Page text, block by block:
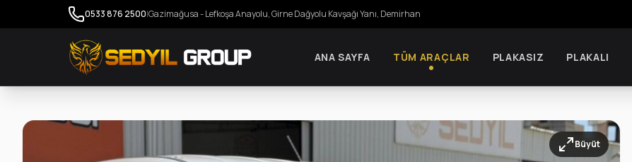
0533 876 2500|Gazimağusa - Lefkoşa Anayolu, Girne Dağyolu Kavşağı Yanı, Demirhan
ANA SAYFA TÜM ARAÇLAR PLAKASIZ PLAKALI
Büyüt